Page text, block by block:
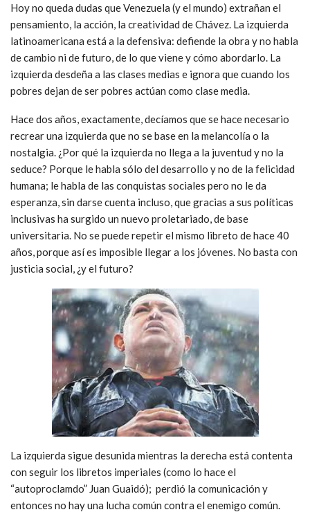
Hoy no queda dudas que Venezuela (y el mundo) extrañan el
pensamiento, la acción, la creatividad de Chávez. La izquierda
latinoamericana está a la defensiva: defiende la obra y no habla
de cambio ni de futuro, de lo que viene y cómo abordarlo. La
izquierda desdeña a las clases medias e ignora que cuando los
pobres dejan de ser pobres actúan como clase media.
Hace dos años, exactamente, decíamos que se hace necesario
recrear una izquierda que no se base en la melancolía o la
nostalgia. ¿Por qué la izquierda no llega a la juventud y no la
seduce? Porque le habla sólo del desarrollo y no de la felicidad
humana; le habla de las conquistas sociales pero no le da
esperanza, sin darse cuenta incluso, que gracias a sus políticas
inclusivas ha surgido un nuevo proletariado, de base
universitaria. No se puede repetir el mismo libreto de hace 40
años, porque así es imposible llegar a los jóvenes. No basta con
justicia social, ¿y el futuro?
La izquierda sigue desunida mientras la derecha está contenta
con seguir los libretos imperiales (como lo hace el
“autoproclamdo” Juan Guaidó); perdió la comunicación y
entonces no hay una lucha común contra el enemigo común.